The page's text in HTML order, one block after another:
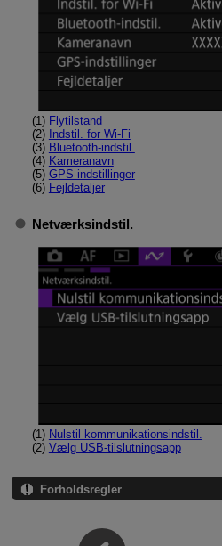
(1) Flytilstand
(2)
Indstil. for Wi-Fi
(3) Bluetooth-indstil.
(4) Kameranavn
(5) GPS-indstillinger
(6) Fejldetaljer
Netværksindstil.
(1) Nulstil kommunikationsindstil.
(2) Vælg USB-tilslutningsapp
Forholdsregler